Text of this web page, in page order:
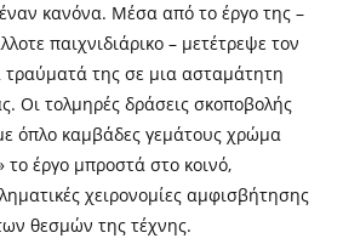
κανόνα. Μέσα από το έργο της –
παιχνιδιάρικο – μετέτρεψε τον
τραύματά της σε μια ασταμάτητη
Οι τολμηρές δράσεις σκοποβολής
όπλο καμβάδες γεμάτους χρώμα
το έργο μπροστά στο κοινό,
χειρονομίες αμφισβήτησης
θεσμών της τέχνης.